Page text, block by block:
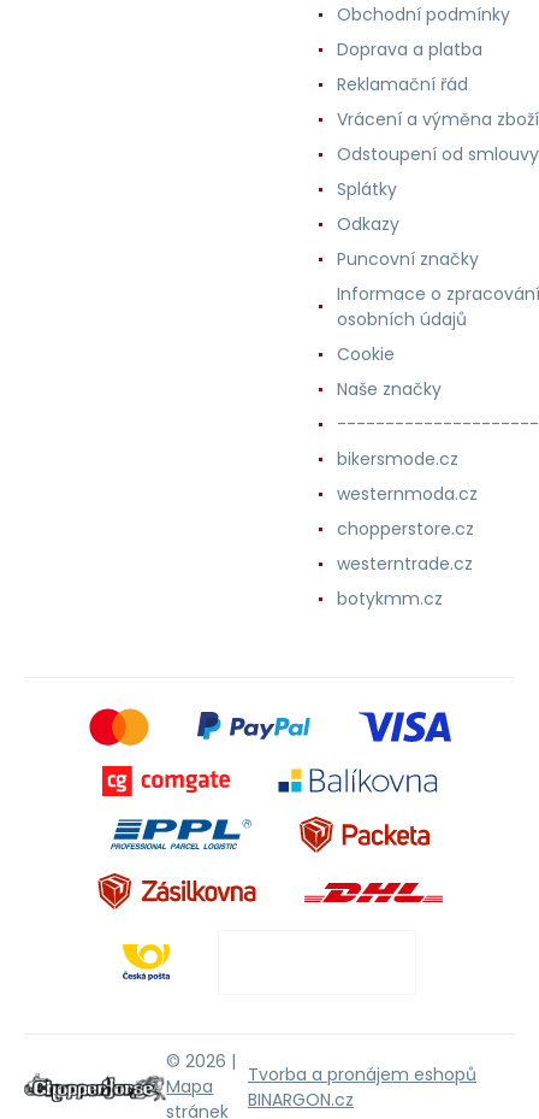
Obchodní podmínky
Doprava a platba
Reklamační řád
Vrácení a výměna zboží
Odstoupení od smlouvy
Splátky
Odkazy
Puncovní značky
Informace o zpracování
osobních údajů
Cookie
Naše značky
bikersmode.cz
westernmoda.cz
chopperstore.cz
westerntrade.cz
botykmm.cz
© 2026 |
Mapa
stránek
Tvorba a pronájem eshopů
BINARGON.cz